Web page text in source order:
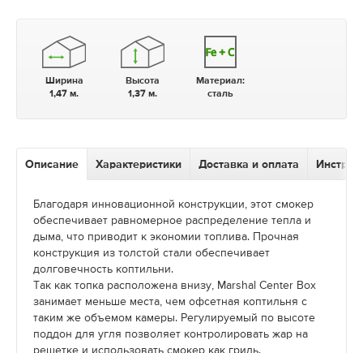
Ширина
1,47 м.
Высота
1,37 м.
Материал:
сталь
Описание Характеристики Доставка и оплата
Благодаря инновационной конструкции, этот смокер
обеспечивает равномерное распределение тепла и
дыма, что приводит к экономии топлива. Прочная
конструкция из толстой стали обеспечивает
долговечность коптильни.
Так как топка расположена внизу, Marshal Center Box
занимает меньше места, чем офсетная коптильня с
таким же объемом камеры. Регулируемый по высоте
поддон для угля позволяет контролировать жар на
решетке и использовать смокер как гриль.